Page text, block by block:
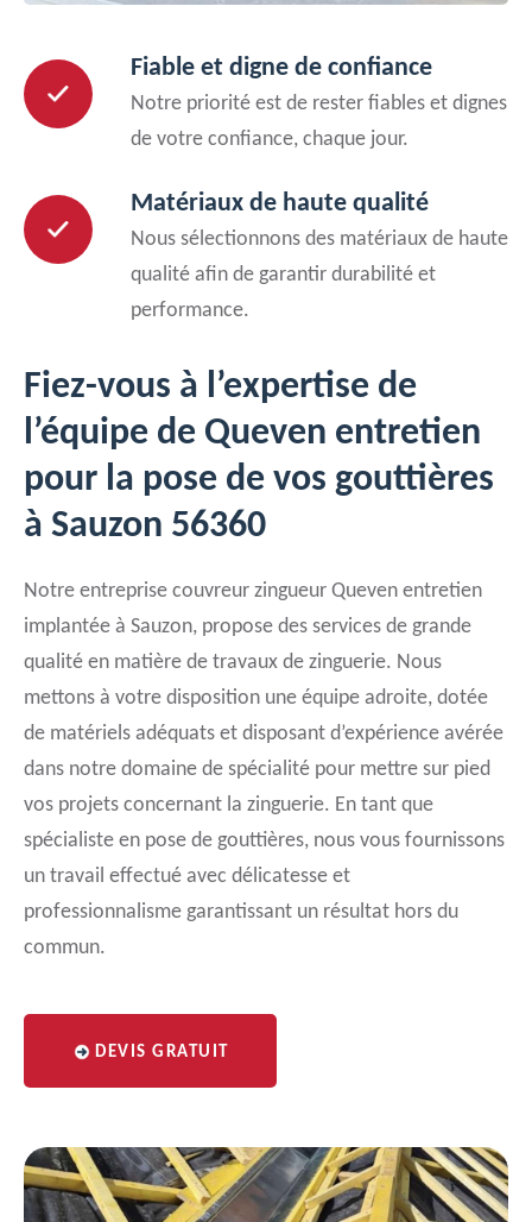
Fiable et digne de confiance
Notre priorité est de rester fiables et dignes
de votre confiance, chaque jour.
Matériaux de haute qualité
Nous sélectionnons des matériaux de haute
qualité afin de garantir durabilité et
performance.
Fiez-vous à l’expertise de
l’équipe de Queven entretien
pour la pose de vos gouttières
à Sauzon 56360
Notre entreprise couvreur zingueur Queven entretien
implantée à Sauzon, propose des services de grande
qualité en matière de travaux de zinguerie. Nous
mettons à votre disposition une équipe adroite, dotée
de matériels adéquats et disposant d’expérience avérée
dans notre domaine de spécialité pour mettre sur pied
vos projets concernant la zinguerie. En tant que
spécialiste en pose de gouttières, nous vous fournissons
un travail effectué avec délicatesse et
professionnalisme garantissant un résultat hors du
commun.
DEVIS GRATUIT